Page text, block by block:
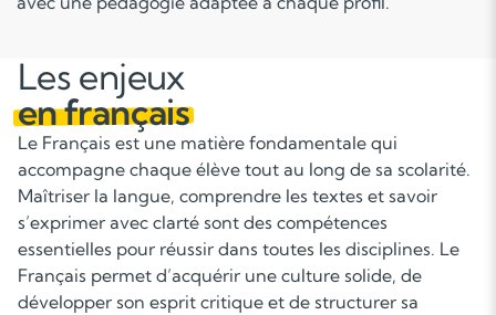
Les enjeux
en français
Le Français est une matière fondamentale qui
accompagne chaque élève tout au long de sa scolarité.
Maîtriser la langue, comprendre les textes et savoir
s’exprimer avec clarté sont des compétences
essentielles pour réussir dans toutes les disciplines. Le
Français permet d’acquérir une culture solide, de
développer son esprit critique et de structurer sa